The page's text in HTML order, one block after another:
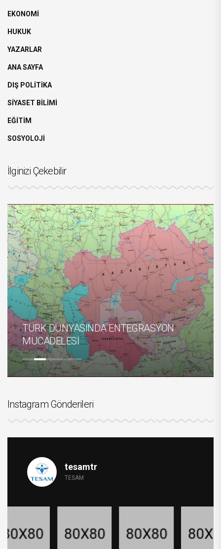
EKONOMİ
HUKUK
YAZARLAR
ANA SAYFA
DIŞ POLİTİKA
SİYASET BİLİMİ
EĞİTİM
SOSYOLOJİ
İlginizi Çekebilir
TÜRK DÜNYASINDA ENTEGRASYON
MÜCADELESİ
Instagram Gönderileri
tesamtr
TESAM